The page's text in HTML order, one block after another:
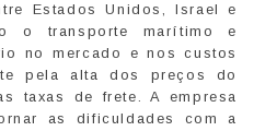
Estados Unidos, Israel e
o transporte marítimo e
no mercado e nos custos
pela alta dos preços do
taxas de frete. A empresa
as dificuldades com a